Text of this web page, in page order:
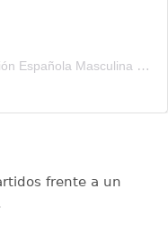
Una publicación compartida de Selección Española Masculina de Fútbol (@sefutbol)
frente a un